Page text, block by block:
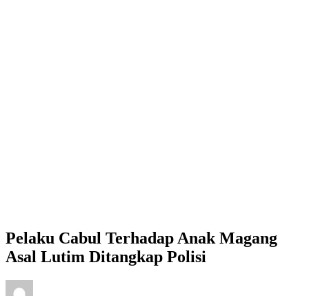
Pelaku Cabul Terhadap Anak Magang
Asal Lutim Ditangkap Polisi